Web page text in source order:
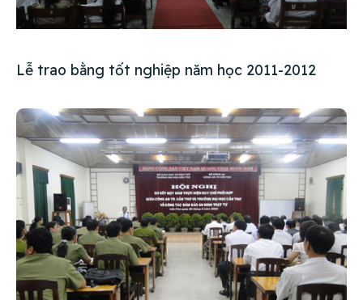
Lễ trao bằng tốt nghiệp năm học 2011-2012